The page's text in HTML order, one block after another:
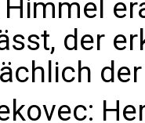
der